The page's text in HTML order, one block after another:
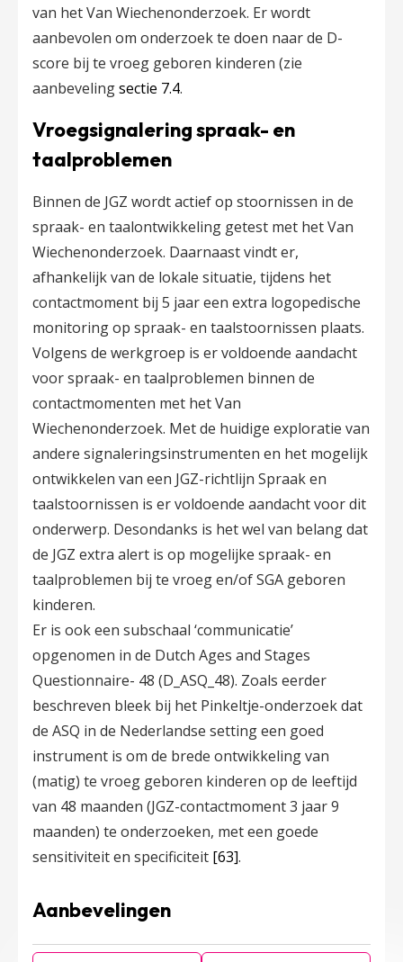
van het Van Wiechenonderzoek. Er wordt
aanbevolen om onderzoek te doen naar de D-
score bij te vroeg geboren kinderen (zie
aanbevelingsectie 7.4.
Vroegsignalering spraak- en
taalproblemen
Binnen de JGZ wordt actief op stoornissen in de
spraak- en taalontwikkeling getest met het Van
Wiechenonderzoek. Daarnaast vindt er,
afhankelijk van de lokale situatie, tijdens het
contactmoment bij 5 jaar een extra logopedische
monitoring op spraak- en taalstoornissen plaats.
Volgens de werkgroep is er voldoende aandacht
voor spraak- en taalproblemen binnen de
contactmomenten met het Van
Wiechenonderzoek. Met de huidige exploratie van
andere signaleringsinstrumenten en het mogelijk
ontwikkelen van een JGZ-richtlijn Spraak en
taalstoornissen is er voldoende aandacht voor dit
onderwerp. Desondanks is het wel van belang dat
de JGZ extra alert is op mogelijke spraak- en
taalproblemen bij te vroeg en/of SGA geboren
kinderen.
Er is ook een subschaal ‘communicatie’
opgenomen in de Dutch Ages and Stages
Questionnaire- 48 (D_ASQ_48). Zoals eerder
beschreven bleek bij het Pinkeltje-onderzoek dat
de ASQ in de Nederlandse setting een goed
instrument is om de brede ontwikkeling van
(matig) te vroeg geboren kinderen op de leeftijd
van 48 maanden (JGZ-contactmoment 3 jaar 9
maanden) te onderzoeken, met een goede
sensitiviteit en specificiteit [63].
Aanbevelingen